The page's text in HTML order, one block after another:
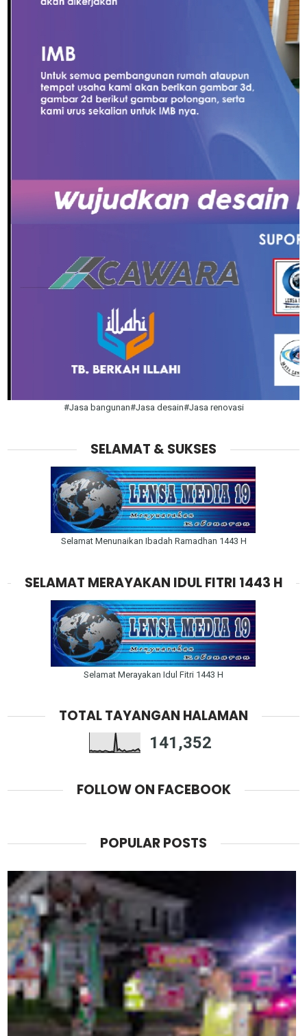
#Jasa bangunan#Jasa desain#Jasa renovasi
SELAMAT & SUKSES
Selamat Menunaikan Ibadah Ramadhan 1443 H
SELAMAT MERAYAKAN IDUL FITRI 1443 H
Selamat Merayakan Idul Fitri 1443 H
TOTAL TAYANGAN HALAMAN
141,352
FOLLOW ON FACEBOOK
POPULAR POSTS